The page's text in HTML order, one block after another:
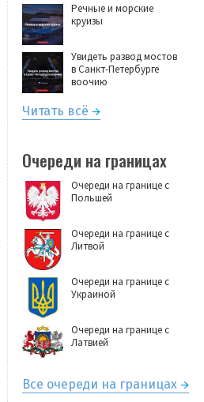
Речные и морские
круизы
Увидеть развод мостов
в Санкт-Петербурге
воочию
Читать всё
Очереди на границах
Очереди на границе с
Польшей
Очереди на границе с
Литвой
Очереди на границе с
Украиной
Очереди на границе с
Латвией
Все очереди на границах